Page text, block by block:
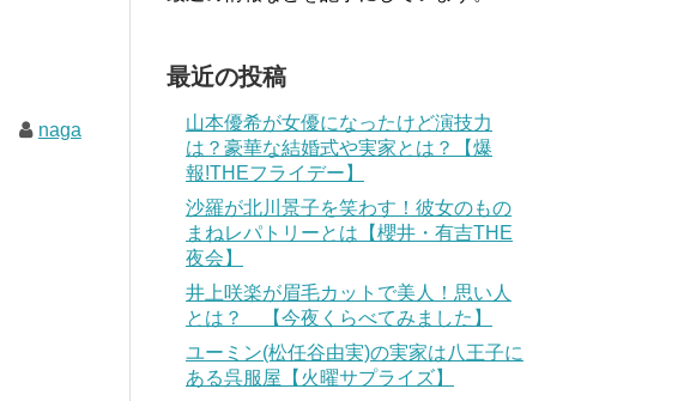
naga
最近の投稿
山本優希が女優になったけど演技力
は？豪華な結婚式や実家とは？【爆
報!THEフライデー】
沙羅が北川景子を笑わす！彼女のもの
まねレパトリーとは【櫻井・有吉THE
夜会】
井上咲楽が眉毛カットで美人！思い人
とは？ 【今夜くらべてみました】
ユーミン(松任谷由実)の実家は八王子に
ある呉服屋【火曜サプライズ】